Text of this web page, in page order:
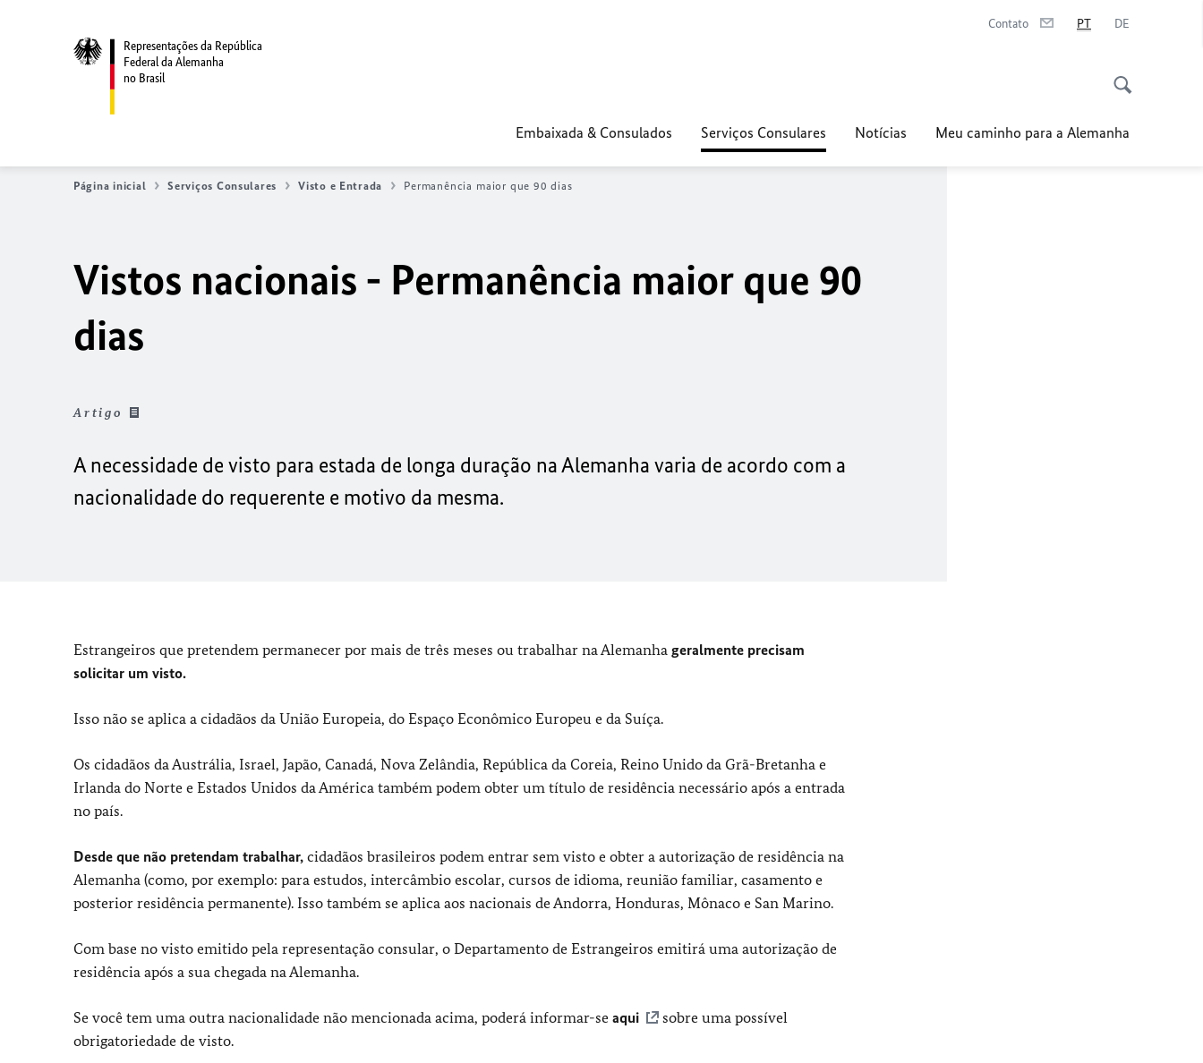
Representações da República
Federal da Alemanha
no Brasil
Contato PT DE
Embaixada & Consulados Serviços Consulares Notícias Meu caminho para a Alemanha
Página inicial Serviços Consulares Visto e Entrada Permanência maior que 90 dias
Vistos nacionais - Permanência maior que 90
dias
Artigo
A necessidade de visto para estada de longa duração na Alemanha varia de acordo com a
nacionalidade do requerente e motivo da mesma.
Estrangeiros que pretendem permanecer por mais de três meses ou trabalhar na Alemanha geralmente precisam
solicitar um visto.
Isso não se aplica a cidadãos da União Europeia, do Espaço Econômico Europeu e da Suíça.
Os cidadãos da Austrália, Israel, Japão, Canadá, Nova Zelândia, República da Coreia, Reino Unido da Grã-Bretanha e
Irlanda do Norte e Estados Unidos da América também podem obter um título de residência necessário após a entrada
no país.
Desde que não pretendam trabalhar, cidadãos brasileiros podem entrar sem visto e obter a autorização de residência na
Alemanha (como, por exemplo: para estudos, intercâmbio escolar, cursos de idioma, reunião familiar, casamento e
posterior residência permanente). Isso também se aplica aos nacionais de Andorra, Honduras, Mônaco e San Marino.
Com base no visto emitido pela representação consular, o Departamento de Estrangeiros emitirá uma autorização de
residência após a sua chegada na Alemanha.
Se você tem uma outra nacionalidade não mencionada acima, poderá informar-se aqui
sobre uma possível
obrigatoriedade de visto.